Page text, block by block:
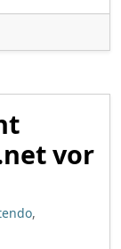
Story
vor
,